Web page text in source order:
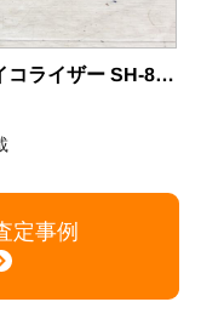
Technics テクニクス グラフィックイコライザー SH-8065
定事例